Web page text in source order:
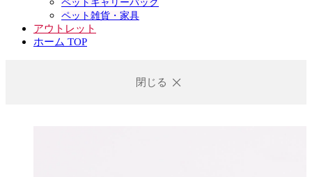
ペットキャリーバック
ペット雑貨・家具
アウトレット
ホーム TOP
閉じる